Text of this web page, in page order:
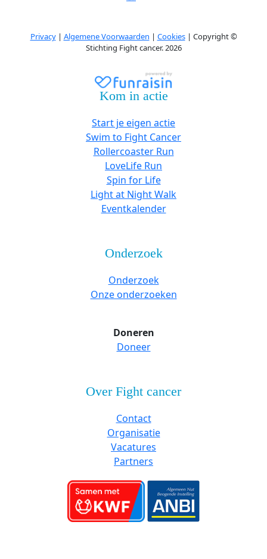
Privacy| Algemene Voorwaarden | Cookies| Copyright ©
Stichting Fight cancer. 2026
Kom in actie
Start je eigen actie
Swim to Fight Cancer
Rollercoaster Run
LoveLife Run
Spin for Life
Light at Night Walk
Eventkalender
Onderzoek
Onderzoek
Onze onderzoeken
Doneren
Doneer
Over Fight cancer
Contact
Organisatie
Vacatures
Partners